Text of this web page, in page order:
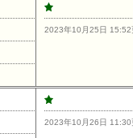
2023年10月25日 15:52
2023年10月26日 11:30